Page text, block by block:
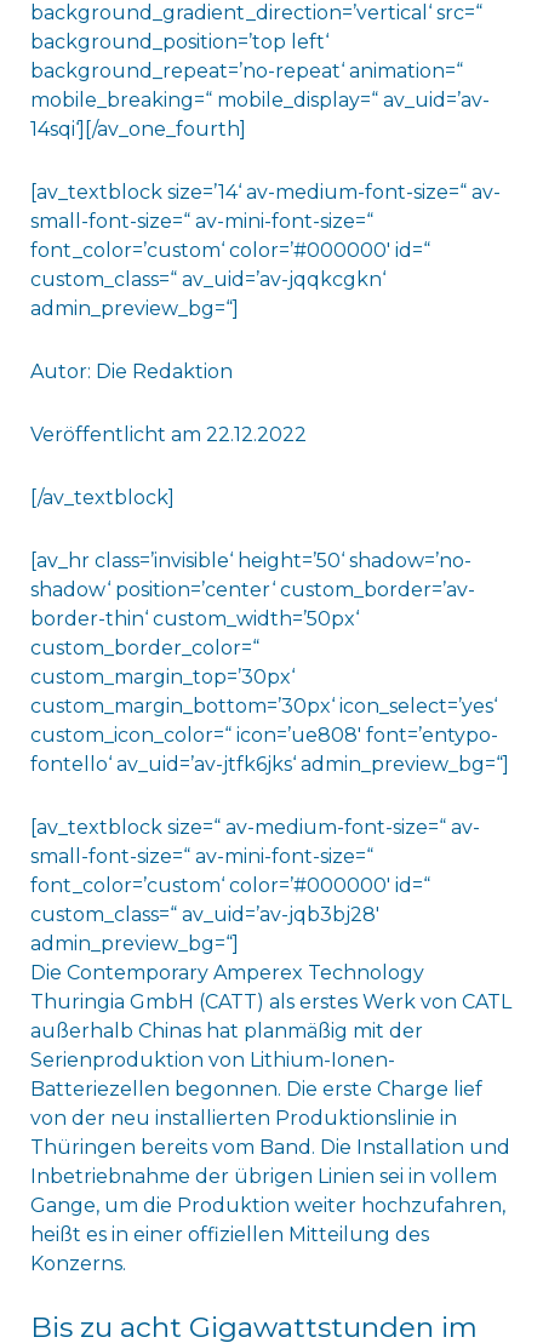
background_gradient_direction=’vertical‘ src=“
background_position=’top left‘
background_repeat=’no-repeat‘ animation=“
mobile_breaking=“ mobile_display=“ av_uid=’av-
14sqi‘][/av_one_fourth]
[av_textblock size=’14‘ av-medium-font-size=“ av-
small-font-size=“ av-mini-font-size=“
font_color=’custom‘ color=’#000000′ id=“
custom_class=“ av_uid=’av-jqqkcgkn‘
admin_preview_bg=“]
Autor: Die Redaktion
Veröffentlicht am 22.12.2022
[/av_textblock]
[av_hr class=’invisible‘ height=’50‘ shadow=’no-
shadow‘ position=’center‘ custom_border=’av-
border-thin‘ custom_width=’50px‘
custom_border_color=“
custom_margin_top=’30px‘
custom_margin_bottom=’30px‘ icon_select=’yes‘
custom_icon_color=“ icon=’ue808′ font=’entypo-
fontello‘ av_uid=’av-jtfk6jks‘ admin_preview_bg=“]
[av_textblock size=“ av-medium-font-size=“ av-
small-font-size=“ av-mini-font-size=“
font_color=’custom‘ color=’#000000′ id=“
custom_class=“ av_uid=’av-jqb3bj28′
admin_preview_bg=“]
Die Contemporary Amperex Technology
Thuringia GmbH (CATT) als erstes Werk von CATL
außerhalb Chinas hat planmäßig mit der
Serienproduktion von Lithium-Ionen-
Batteriezellen begonnen. Die erste Charge lief
von der neu installierten Produktionslinie in
Thüringen bereits vom Band. Die Installation und
Inbetriebnahme der übrigen Linien sei in vollem
Gange, um die Produktion weiter hochzufahren,
heißt es in einer offiziellen Mitteilung des
Konzerns.
Bis zu acht Gigawattstunden im